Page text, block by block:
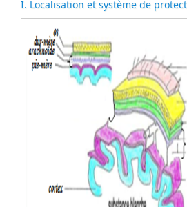
I. Localisation et système de